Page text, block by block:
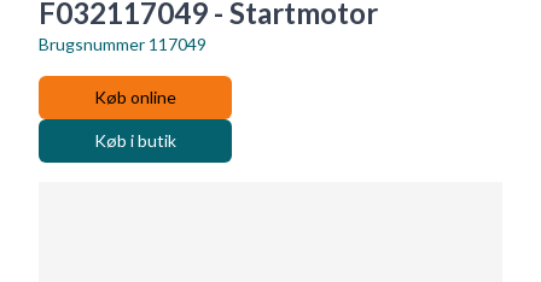
F032117049 - Startmotor
Brugsnummer 117049
Køb online
Køb i butik